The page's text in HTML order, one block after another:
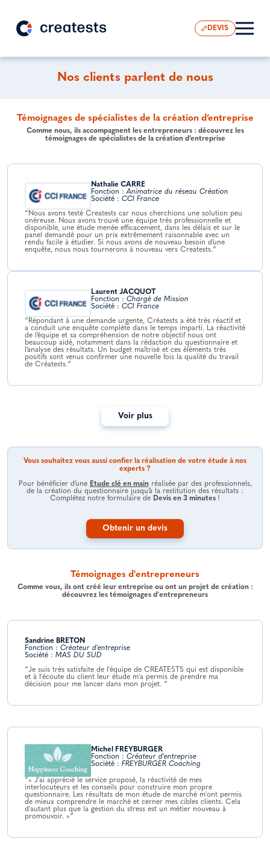
DEVIS
Nos clients parlent de nous
Témoignages de spécialistes de la création d’entreprise
Comme nous, ils accompagnent les entrepreneurs : découvrez les
témoignages de spécialistes de la création d’entreprise
Nathalie CARRE
Fonction :Animatrice du réseau Création
Société : CCI France
“Nous avons testé Creatests car nous cherchions une solution peu
onéreuse. Nous avons trouvé une équipe très professionnelle et
disponible, une étude menée efficacement, dans les délais et sur le
panel demandé pour un prix extrêmement raisonnable avec un
rendu facile à étudier. Si nous avons de nouveau besoin d’une
enquête, nous nous tournerons à nouveau vers Creatests.“
Laurent JACQUOT
Fonction : Chargé de Mission
Société : CCI France
“Répondant à une demande urgente, Créatests a été très réactif et
a conduit une enquête complète dans le temps imparti. La réactivité
de l’équipe et sa compréhension de notre objectif nous ont
beaucoup aidé, notamment dans la rédaction du questionnaire et
l’analyse des résultats. Un budget maîtrisé et ces éléments très
positifs sont venus confirmer une nouvelle fois la qualité du travail
de Créatests.“
Voir plus
Vous souhaitez vous aussi confier la réalisation de votre étude à nos
experts ?
Pour bénéficier d’une Etude clé en mainréalisée par des professionnels,
de la création du questionnaire jusqu’à la restitution des résultats :
Complétez notre formulaire de Devis en 3 minutes !
Obtenir un devis
Témoignages d'entrepreneurs
Comme vous, ils ont créé leur entreprise ou ont un projet de création :
découvrez les témoignages d'entrepreneurs
Sandrine BRETON
Fonction : Créateur d'entreprise
Société : MAS DU SUD
“Je suis très satisfaite de l'équipe de CREATESTS qui est disponible
et à l'écoute du client leur étude m'a permis de prendre ma
décision pour me lancer dans mon projet. “
Michel FREYBURGER
Fonction : Créateur d'entreprise
Société : FREYBURGER Coaching
“« J'ai apprécié le service proposé, la réactivité de mes
interlocuteurs et les conseils pour construire mon propre
questionnaire. Les résultats de mon étude de marché m'ont permis
de mieux comprendre le marché et cerner mes cibles clients. Cela
d'autant plus que la gestion du stress est un métier nouveau à
promouvoir. »“